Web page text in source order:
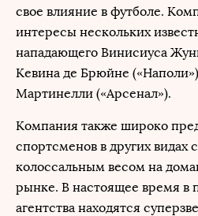
свое влияние в футболе.
интересы нескольких
нападающего Винисиуса
Кевина де Брюйне
Мартинелли («Арсенал»).
Компания также широко
спортсменов в других видах
колоссальным весом на
рынке. В настоящее время в
агентства находятся